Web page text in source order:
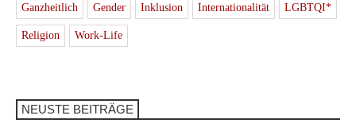
Ganzheitlich Gender Inklusion Internationalität LGBTQI*
Religion Work-Life
NEUSTE BEITRÄGE